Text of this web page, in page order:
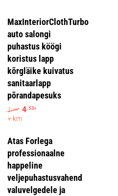
MaxInteriorClothTurbo
auto salongi
puhastus köögi
koristus lapp
kõrgläike kuivatus
sanitaarlapp
põrandapesuks
7.19€ 4.53€
+ km
Atas Forlega
professionaalne
happeline
veljepuhastusvahend
valuvelgedele ja